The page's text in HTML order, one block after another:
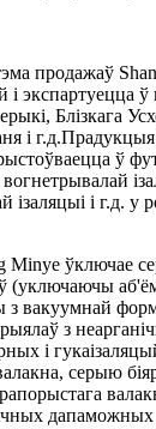
продажаў
і экспартуецца ў
Блізкага
і
ў
ізаляцыі і г.д. у
Minye ўключае
(уключаючы
вакуумнай
з
і
серыю
дапаможных